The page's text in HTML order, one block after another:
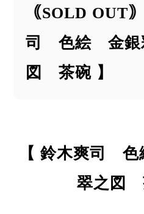
｟SOLD OUT
司 色絵 金銀
図 茶碗 】
【 鈴木爽司
翠之図